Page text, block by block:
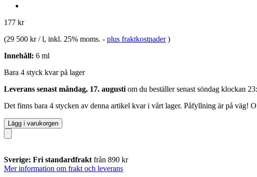
177 kr
(29 500 kr / l, inkl. 25% moms. - plus fraktkostnader )
Innehåll: 6 ml
Bara 4 styck kvar på lager
Leverans senast måndag, 17. augusti om du beställer senast söndag klockan
Det finns bara 4 stycken av denna artikel kvar i vårt lager. Påfyllning är på väg!
Lägg i varukorgen
Sverige: Fri standardfrakt från 890 kr
Mer information om frakt och leverans